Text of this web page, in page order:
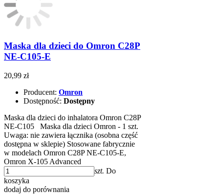
Maska dla dzieci do Omron C28P
NE-C105-E
20,99 zł
Producent: Omron
Dostępność: Dostępny
Maska dla dzieci do inhalatora Omron C28P
NE-C105 Maska dla dzieci Omron - 1 szt.
Uwaga: nie zawiera łącznika (osobna część
dostępna w sklepie) Stosowane fabrycznie
w modelach Omron C28P NE-C105-E,
Omron X-105 Advanced
szt. Do
koszyka
dodaj do porównania